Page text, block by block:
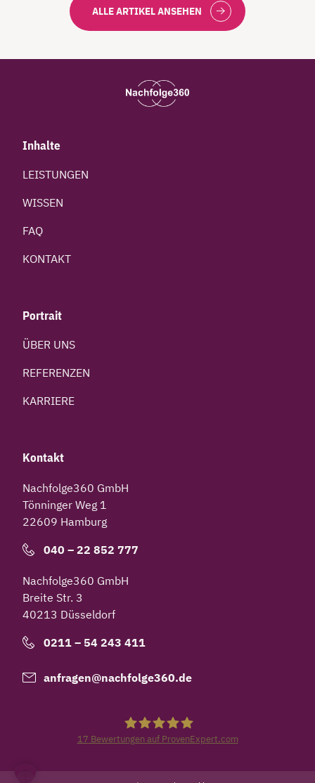
ALLE ARTIKEL ANSEHEN
Inhalte
LEISTUNGEN
WISSEN
FAQ
KONTAKT
Portrait
ÜBER UNS
REFERENZEN
KARRIERE
Kontakt
Nachfolge360 GmbH
Tönninger Weg 1
22609 Hamburg
040 – 22 852 777
Nachfolge360 GmbH
Breite Str. 3
40213 Düsseldorf
0211 – 54 243 411
anfragen@nachfolge360.de
17 Bewertungen auf ProvenExpert.com